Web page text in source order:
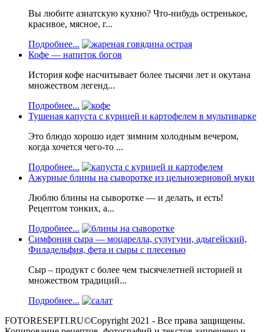
Вы любите азиатскую кухню? Что-нибудь остренькое,
красивое, мясное, г...
Подробнее...
Кофе — напиток богов
История кофе насчитывает более тысячи лет и окутана
множеством легенд...
Подробнее...
Тушеная капуста с курицей и картофелем в мультиварке
Это блюдо хорошо идет зимним холодным вечером,
когда хочется чего-то ...
Подробнее...
Ажурные блины на сыворотке из цельнозерновой муки
Люблю блины на сыворотке — и делать, и есть!
Рецептом тонких, а...
Подробнее...
Симфония сыра — моцарелла, сулугуни, адыгейский,
Филадельфия, фета и сыры с плесенью
Сыр – продукт с более чем тысячелетней историей и
множеством традиций...
Подробнее...
FOTORESEPTI.RU©Copyright 2021 - Все права защищены.